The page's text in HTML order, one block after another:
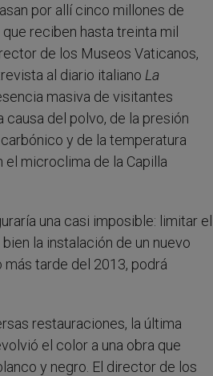
por allí cinco millones de
reciben hasta treinta mil
de los Museos Vaticanos,
al diario italiano La
masiva de visitantes
causa del polvo, de la presión
y de la temperatura
el microclima de la Capilla
una casi imposible: limitar el
la instalación de un nuevo
tarde del 2013, podrá
restauraciones, la última
el color a una obra que
y negro. El director de los